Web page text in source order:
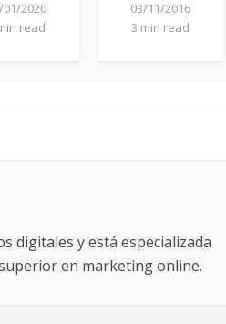
01/2020
read
03/11/2016
3 min read
digitales y está especializada
en marketing online.